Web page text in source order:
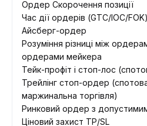
Ордер Скорочення позиції
Час дії ордерів (GTC/IOC/FOK)
Айсберг-ордер
Розуміння різниці між
ордерами мейкера
Тейк-профіт і стоп-лос
Трейлінг стоп-ордер
маржинальна торгівля)
Ринковий ордер з
Ціновий захист TP/SL